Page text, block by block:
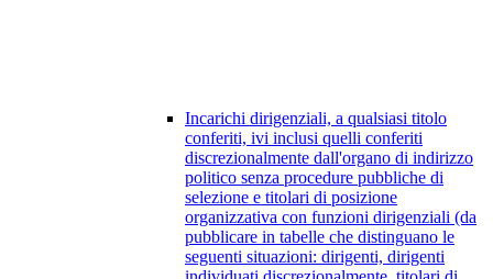
Incarichi dirigenziali, a qualsiasi titolo
conferiti, ivi inclusi quelli conferiti
discrezionalmente dall'organo di indirizzo
politico senza procedure pubbliche di
selezione e titolari di posizione
organizzativa con funzioni dirigenziali (da
pubblicare in tabelle che distinguano le
seguenti situazioni: dirigenti, dirigenti